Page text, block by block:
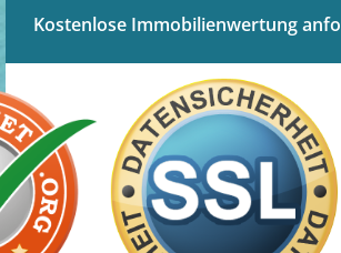
Kostenlose Immobilienwertung